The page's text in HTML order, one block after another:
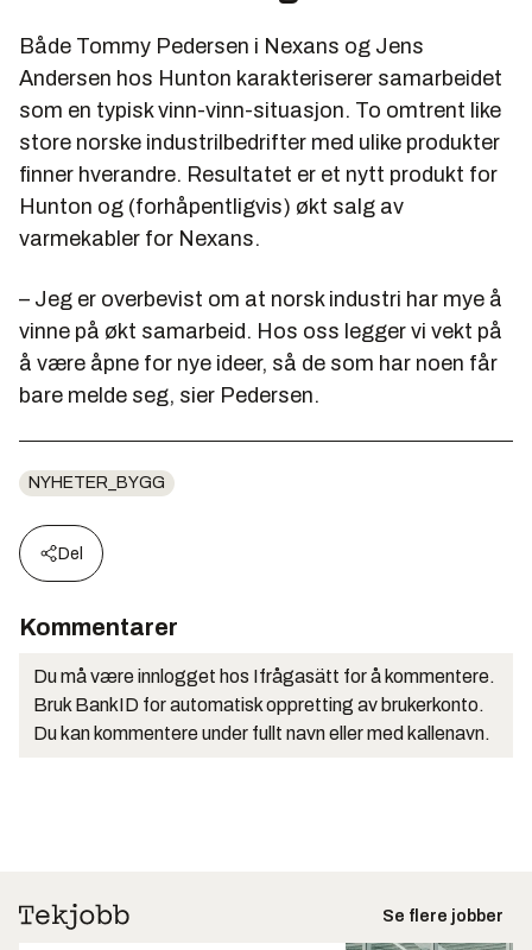
Både Tommy Pedersen i Nexans og Jens
Andersen hos Hunton karakteriserer samarbeidet
som en typisk vinn-vinn-situasjon. To omtrent like
store norske industrilbedrifter med ulike produkter
finner hverandre. Resultatet er et nytt produkt for
Hunton og (forhåpentligvis) økt salg av
varmekabler for Nexans.
– Jeg er overbevist om at norsk industri har mye å
vinne på økt samarbeid. Hos oss legger vi vekt på
å være åpne for nye ideer, så de som har noen får
bare melde seg, sier Pedersen.
NYHETER_BYGG
Del
Kommentarer
Du må være innlogget hos Ifrågasätt for å kommentere.
Bruk BankID for automatisk oppretting av brukerkonto.
Du kan kommentere under fullt navn eller med kallenavn.
Se flere jobber